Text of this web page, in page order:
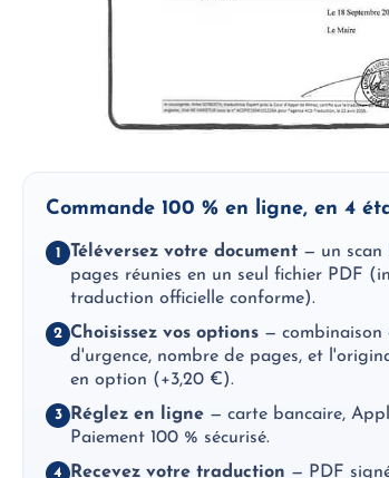
Commande 100 % en ligne, en 4
1 Téléversez votre document — un scan
pages réunies en un seul fichier PDF
traduction officielle conforme).
2 Choisissez vos options — combinaison
d'urgence, nombre de pages, et
en option (+3,20 €).
3 Réglez en ligne — carte bancaire,
Paiement 100 % sécurisé.
4 Recevez votre traduction — PDF